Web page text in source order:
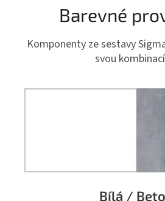
Barevné
Komponenty ze sestavy
svou
Bílá /